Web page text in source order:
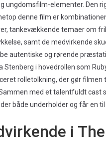
ungdomsfilm-elementer. Den
denne film er
tankevækkende temaer om
samt de medvirkende
autentiske og rørende
Stenberg i hovedrollen som
rolletolkning, der gør filmen
med et talentfuldt cast
både underholder og får en
i The